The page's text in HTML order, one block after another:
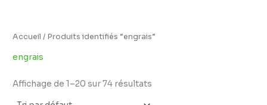
i
l
Accueil / Produits identifiés “engrais”
engrais
Affichage de 1–20 sur 74 résultats